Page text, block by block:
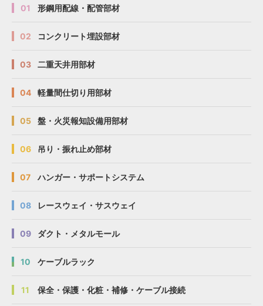
01 形鋼用配線・配管部材
02 コンクリート埋設部材
03 二重天井用部材
04 軽量間仕切り用部材
05 盤・火災報知設備用部材
06 吊り・振れ止め部材
07 ハンガー・サポートシステム
08 レースウェイ・サスウェイ
09 ダクト・メタルモール
10 ケーブルラック
11 保全・保護・化粧・補修・ケーブル接続